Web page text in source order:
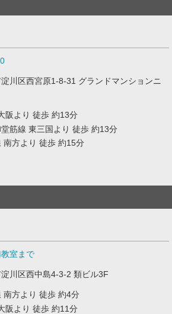
川区西宮原1-8-31 グランドマンションニ
阪より 徒歩 約13分
筋線 東三国より 徒歩 約13分
南方より 徒歩 約15分
室まで
川区西中島4-3-2 類ビル3F
南方より 徒歩 約4分
阪より 徒歩 約11分